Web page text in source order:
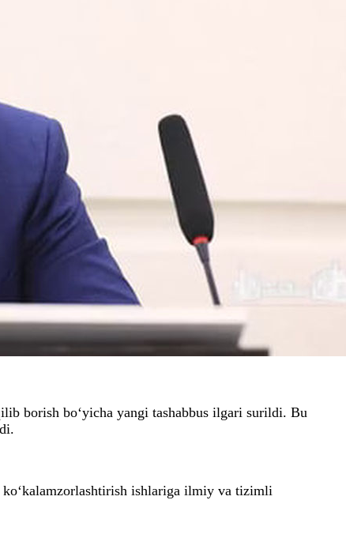
borish bo‘yicha yangi tashabbus ilgari surildi. Bu
ishlariga ilmiy va tizimli